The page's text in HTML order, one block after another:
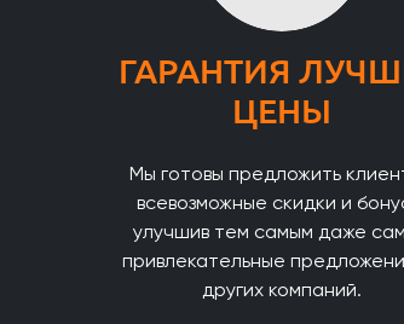
ГАРАНТИЯ
ЦЕНЫ
Мы готовы предложить
всевозможные скидки и
улучшив тем самым даже
привлекательные
других компаний.